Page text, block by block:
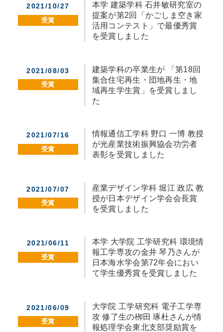
2021/10/27
受賞
本学 建築学科 石井敏研究室の
提案が第2回「かごしま空き家
活用コンテスト」で最優秀賞
を受賞しました
2021/08/03
受賞
建築学科の卒業生が 「第18回
集合住宅再生・団地再生・地
域再生学生賞」を受賞しまし
た
2021/07/16
受賞
情報通信工学科 野口 一博 教授
が光産業技術振興協会功労者
表彰を受賞しました
2021/07/07
受賞
産業デザイン学科 堀江 政広 教
授が日本デザイン学会会長賞
を受賞しました
2021/06/11
受賞
本学 大学院 工学研究科 環境情
報工学専攻の金井 琴乃さんが
日本海水学会第72年会におい
て学生優秀賞を受賞しました
2021/06/09
受賞
大学院 工学研究科 電子工学専
攻 修了生の栁田 琢杜さんが情
報処理学会東北支部奨励賞を